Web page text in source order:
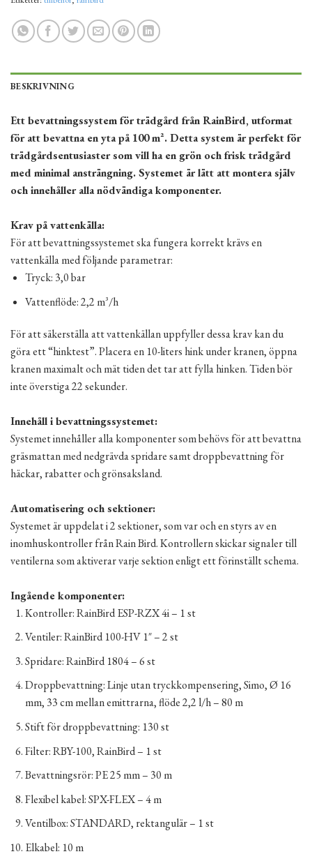
BESKRIVNING
Ett bevattningssystem för trädgård från RainBird, utformat
för att bevattna en yta på 100 m². Detta system är perfekt för
trädgårdsentusiaster som vill ha en grön och frisk trädgård
med minimal ansträngning. Systemet är lätt att montera själv
och innehåller alla nödvändiga komponenter.
Krav på vattenkälla:
För att bevattningssystemet ska fungera korrekt krävs en
vattenkälla med följande parametrar:
Tryck: 3,0 bar
Vattenflöde: 2,2 m³/h
För att säkerställa att vattenkällan uppfyller dessa krav kan du
göra ett “hinktest”. Placera en 10-liters hink under kranen, öppna
kranen maximalt och mät tiden det tar att fylla hinken. Tiden bör
inte överstiga 22 sekunder.
Innehåll i bevattningssystemet:
Systemet innehåller alla komponenter som behövs för att bevattna
gräsmattan med nedgrävda spridare samt droppbevattning för
häckar, rabatter och grönsaksland.
Automatisering och sektioner:
Systemet är uppdelat i 2 sektioner, som var och en styrs av en
inomhuskontroller från Rain Bird. Kontrollern skickar signaler till
ventilerna som aktiverar varje sektion enligt ett förinställt schema.
Ingående komponenter:
Kontroller: RainBird ESP-RZX 4i – 1 st
Ventiler: RainBird 100-HV 1″ – 2 st
Spridare: RainBird 1804 – 6 st
Droppbevattning: Linje utan tryckkompensering, Simo, Ø 16
mm, 33 cm mellan emittrarna, flöde 2,2 l/h – 80 m
Stift för droppbevattning: 130 st
Filter: RBY-100, RainBird – 1 st
Bevattningsrör: PE 25 mm – 30 m
Flexibel kabel: SPX-FLEX – 4 m
Ventilbox: STANDARD, rektangulär – 1 st
Elkabel: 10 m